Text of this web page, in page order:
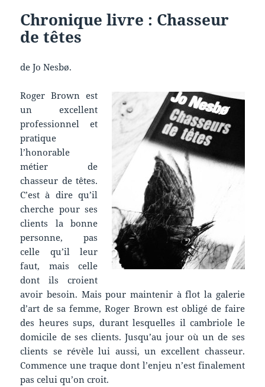
Chronique livre : Chasseur
de têtes
de Jo Nesbø.
Roger Brown est
un excellent
professionnel et
pratique
l’honorable
métier de
chasseur de têtes.
C’est à dire qu’il
cherche pour ses
clients la bonne
personne, pas
celle qu’il leur
faut, mais celle
dont ils croient
avoir besoin. Mais pour maintenir à flot la galerie
d’art de sa femme, Roger Brown est obligé de faire
des heures sups, durant lesquelles il cambriole le
domicile de ses clients. Jusqu’au jour où un de ses
clients se révèle lui aussi, un excellent chasseur.
Commence une traque dont l’enjeu n’est finalement
pas celui qu’on croit.